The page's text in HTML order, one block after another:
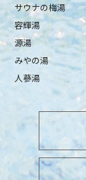
サウナの梅湯
容輝湯
源湯
みやの湯
人蔘湯